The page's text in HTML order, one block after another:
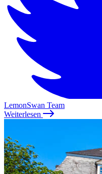
LemonSwan Team
Weiterlesen